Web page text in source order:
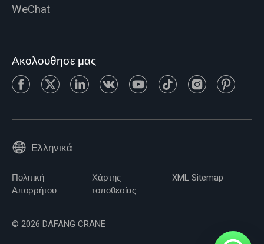
WeChat
Ακολουθησε μας
Ελληνικά
Πολιτική
Απορρήτου
Χάρτης
τοποθεσίας
XML Sitemap
© 2026 DAFANG CRANE